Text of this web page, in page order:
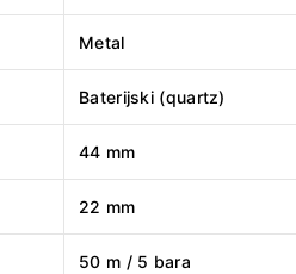
Metal
Baterijski (quartz)
44 mm
22 mm
50 m / 5 bara